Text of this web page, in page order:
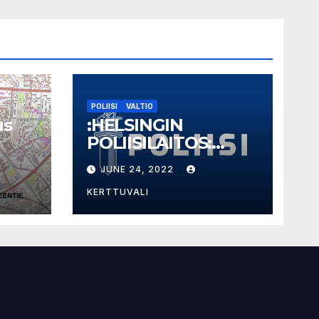
POLIISI VALTIO
:HELSINGIN
POLIISILAITOS:
Kuulutus 24.6.2022
– Takavarikoitu
omaisuus
JUNE 24, 2022
KERTTUVALI